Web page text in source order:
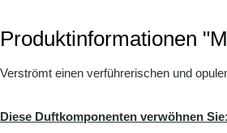
Produktinformationen
Verströmt einen verführerischen und
Diese Duftkomponenten verwöhnen Sie: